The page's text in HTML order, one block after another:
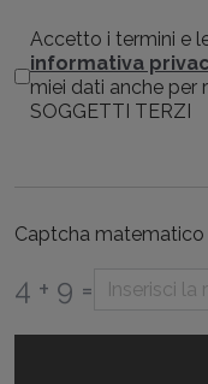
Accetto i termini e
informativa
miei dati anche per
SOGGETTI TERZI
Captcha matematico
4 + 9 =